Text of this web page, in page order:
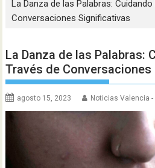
La Danza de las Palabras:
Conversaciones Significativas
La Danza de las Palabras:
Través de
agosto 15, 2023 Noticias Valencia -